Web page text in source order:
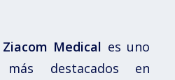
Ziacom Medical es uno
destacados en